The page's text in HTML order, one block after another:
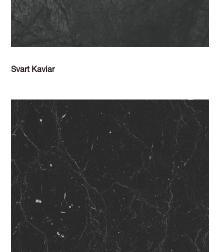
Svart Kaviar